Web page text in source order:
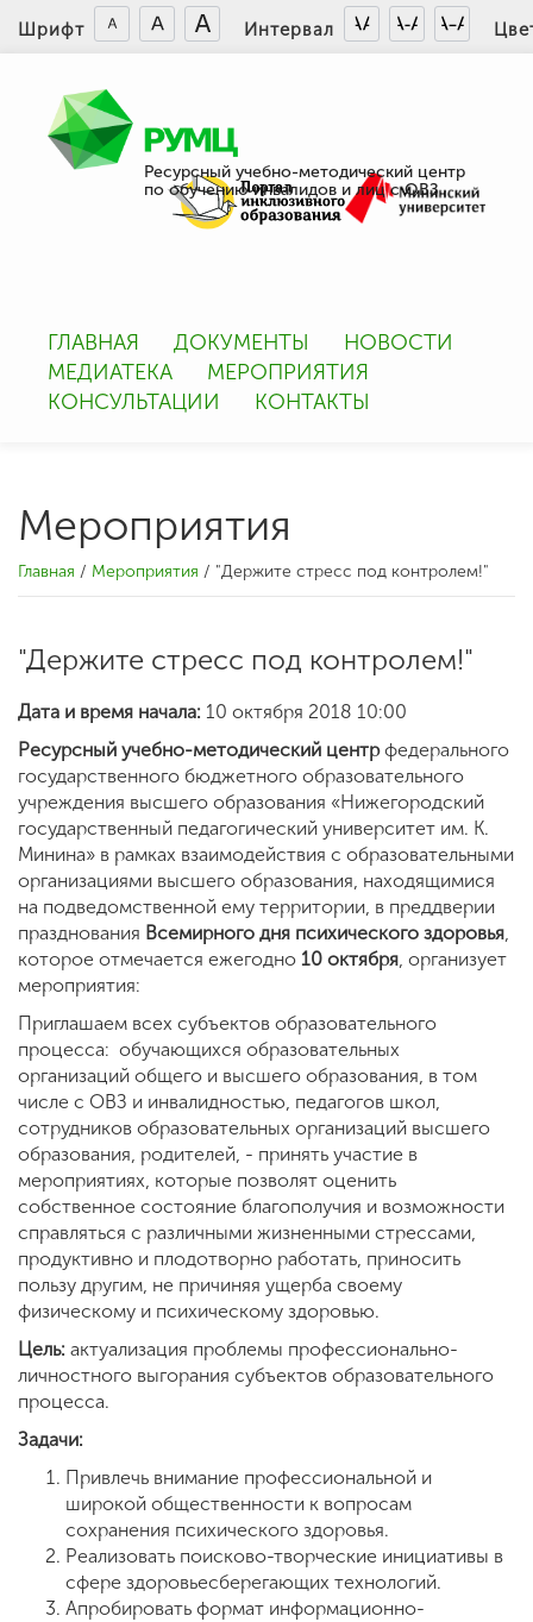
Шрифт Интервал
Ресурсный учебно-методический центр
по обучению инвалидов и лиц с ОВЗ
ГЛАВНАЯ ДОКУМЕНТЫ
НОВОСТИ
МЕДИАТЕКА
МЕРОПРИЯТИЯ
КОНСУЛЬТАЦИИ
КОНТАКТЫ
Мероприятия
Главная / Мероприятия / "Держите стресс под контролем!"
"Держите стресс под контролем!"
Дата и время начала: 10 октября 2018 10:00
Ресурсный учебно-методический центрфедерального
государственного бюджетного образовательного
учреждения высшего образования «Нижегородский
государственный педагогический университет им. К.
Минина» в рамках взаимодействия с образовательными
организациями высшего образования, находящимися
на подведомственной ему территории, в преддверии
празднования Всемирного дня психического здоровья,
которое отмечается ежегодно 10 октября, организует
мероприятия:
Приглашаем всех субъектов образовательного
процесса: обучающихся образовательных
организаций общего и высшего образования, в том
числе с ОВЗ и инвалидностью, педагогов школ,
сотрудников образовательных организаций высшего
образования, родителей, - принять участие в
мероприятиях, которые позволят оценить
собственное состояние благополучия и возможности
справляться с различными жизненными стрессами,
продуктивно и плодотворно работать, приносить
пользу другим, не причиняя ущерба своему
физическому и психическому здоровью.
Цель: актуализация проблемы профессионально-
личностного выгорания субъектов образовательного
процесса.
Задачи:
Привлечь внимание профессиональной и
широкой общественности к вопросам
сохранения психического здоровья.
Реализовать поисково-творческие инициативы в
сфере здоровьесберегающих технологий.
Апробировать формат информационно-